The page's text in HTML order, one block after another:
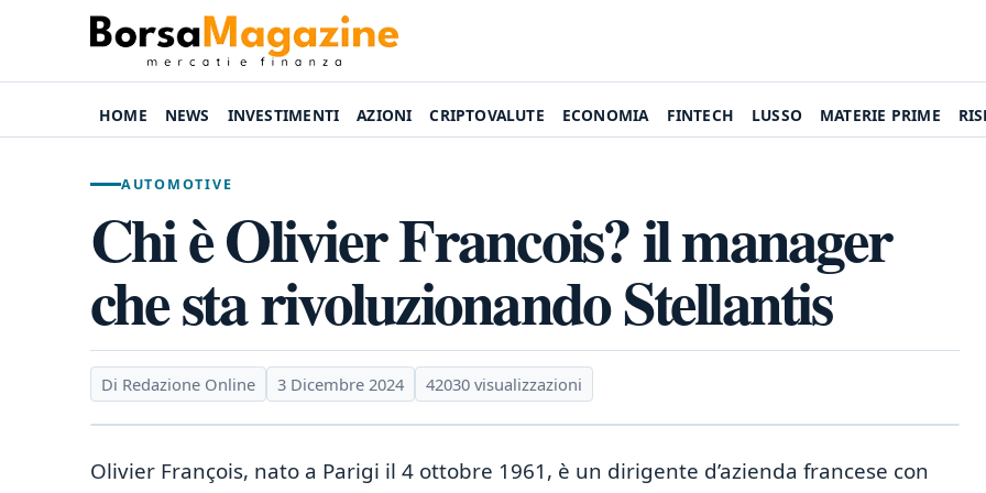
HOME NEWS INVESTIMENTI AZIONI CRIPTOVALUTE ECONOMIA FINTECH LUSSO MATERIE PRIME
AUTOMOTIVE
Chi è Olivier Francois? il manager
che sta rivoluzionando Stellantis
Di Redazione Online 3 Dicembre 2024 42030 visualizzazioni
Olivier François, nato a Parigi il 4 ottobre 1961, è un dirigente d’azienda francese con